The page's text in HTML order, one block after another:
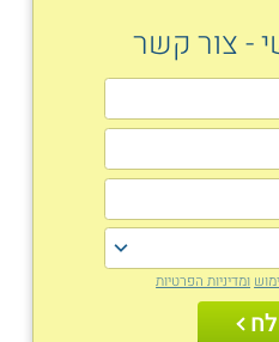
- צור קשר
ומדיניות הפרטיות